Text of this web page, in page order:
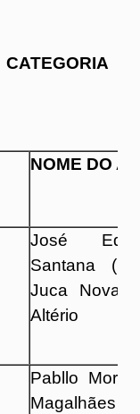
NOME DO
José
Santana
Juca
Altério
Pabllo
Magalhães